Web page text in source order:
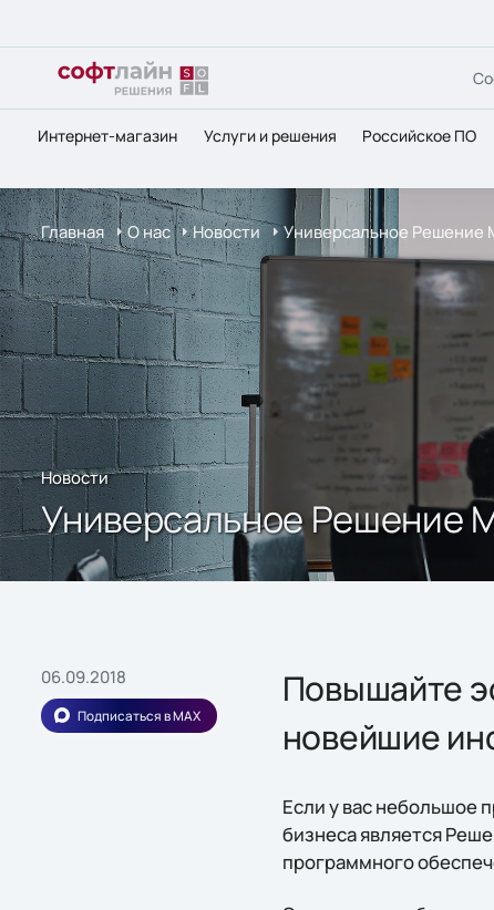
Интернет-магазин Услуги и решения Российское ПО
Главная О нас Новости Универсальное Решение
Новости
Универсальное Решение
06.09.2018
Подписаться в MAX
Повышайте
новейшие
Если у вас небольшое
бизнеса является
программного